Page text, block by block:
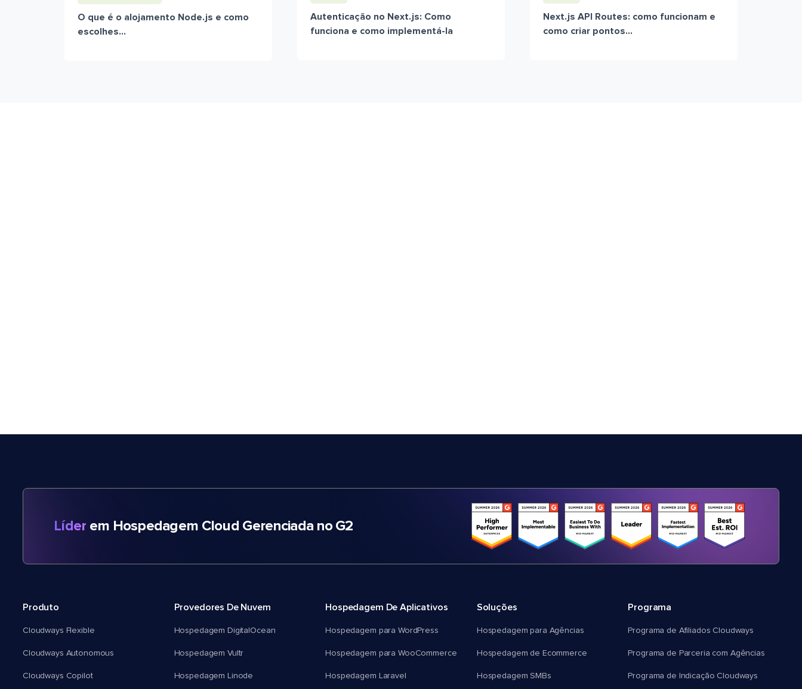
O que é o alojamento Node.js e como
escolhes...
Autenticação no Next.js: Como
funciona e como implementá-la
Next.js API Routes: como funcionam e
como criar pontos...
Líder em Hospedagem Cloud Gerenciada no G2
Produto
Cloudways Flexible
Cloudways Autonomous
Cloudways Copilot
Provedores De Nuvem
Hospedagem DigitalOcean
Hospedagem Vultr
Hospedagem Linode
Hospedagem De Aplicativos
Hospedagem para WordPress
Hospedagem para WooCommerce
Hospedagem Laravel
Soluções
Hospedagem para Agências
Hospedagem de Ecommerce
Hospedagem SMBs
Programa
Programa de Afiliados Cloudways
Programa de Parceria com Agências
Programa de Indicação Cloudways